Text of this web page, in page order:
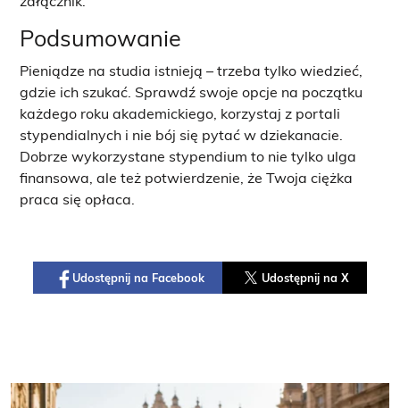
Podsumowanie
Pieniądze na studia istnieją – trzeba tylko wiedzieć,
gdzie ich szukać. Sprawdź swoje opcje na początku
każdego roku akademickiego, korzystaj z portali
stypendialnych i nie bój się pytać w dziekanacie.
Dobrze wykorzystane stypendium to nie tylko ulga
finansowa, ale też potwierdzenie, że Twoja ciężka
praca się opłaca.
Udostępnij na Facebook Udostępnij na X